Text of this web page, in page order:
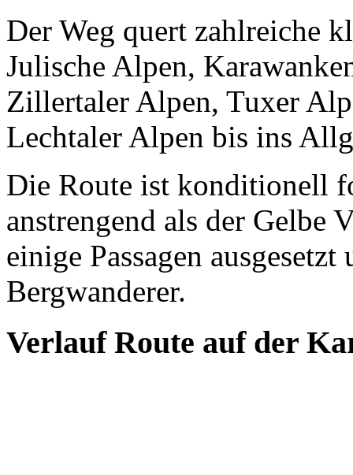
Der Weg quert zahlreiche
Julische Alpen,
Zillertaler Alpen, Tuxer
Lechtaler Alpen bis ins
Die Route ist konditionell
anstrengend als der Gelbe
einige Passagen
Bergwanderer.
Verlauf Route auf der